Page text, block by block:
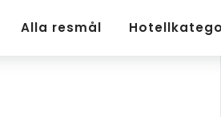
Alla resmål